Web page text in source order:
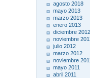
agosto 2018
mayo 2013
marzo 2013
enero 2013
diciembre 2012
noviembre
julio 2012
marzo 2012
noviembre
mayo 2011
abril 2011